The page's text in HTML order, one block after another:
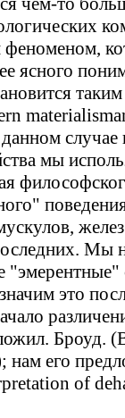
ясного
случае
мы
Мы
"эмерентные"
это
Броуд.
нам его
of